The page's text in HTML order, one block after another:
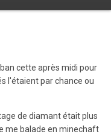
cette après midi pour
l'étaient par chance ou
de diamant était plus
me balade en minechaft